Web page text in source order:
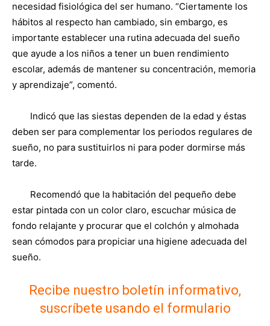
necesidad fisiológica del ser humano. “Ciertamente los
hábitos al respecto han cambiado, sin embargo, es
importante establecer una rutina adecuada del sueño
que ayude a los niños a tener un buen rendimiento
escolar, además de mantener su concentración, memoria
y aprendizaje”, comentó.
Indicó que las siestas dependen de la edad y éstas
deben ser para complementar los periodos regulares de
sueño, no para sustituirlos ni para poder dormirse más
tarde.
Recomendó que la habitación del pequeño debe
estar pintada con un color claro, escuchar música de
fondo relajante y procurar que el colchón y almohada
sean cómodos para propiciar una higiene adecuada del
sueño.
Recibe nuestro boletín informativo,
suscríbete usando el formulario